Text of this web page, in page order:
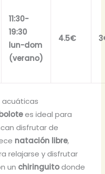
11:30-
19:30
lun-dom
(verano)
4.5€
acuáticas
es ideal para
disfrutar de
natación libre,
relajarse y disfrutar
un chiringuitodonde